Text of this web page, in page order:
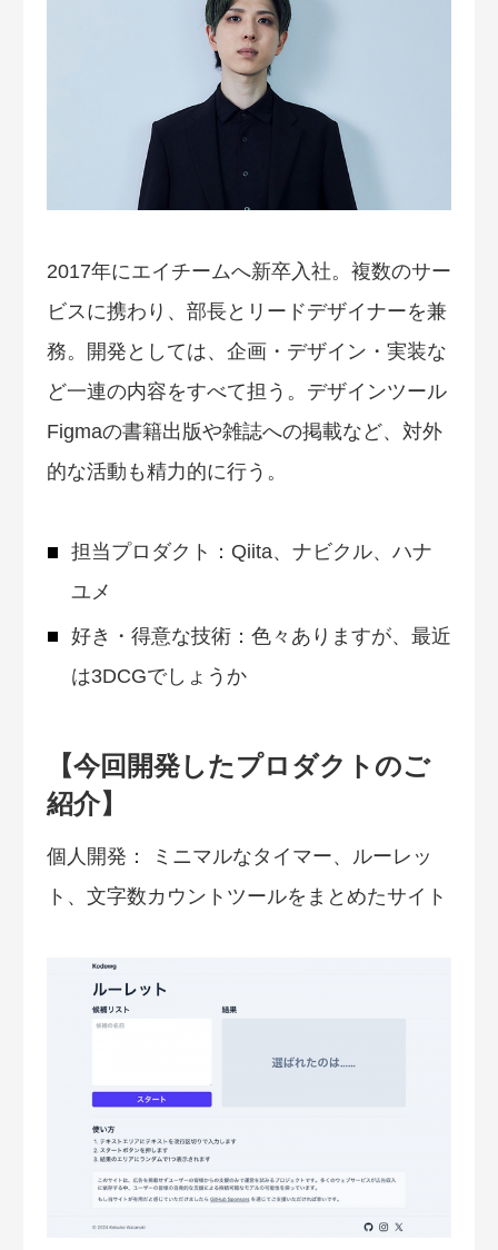
2017年にエイチームへ新卒入社。複数のサー
ビスに携わり、部長とリードデザイナーを兼
務。開発としては、企画・デザイン・実装な
ど一連の内容をすべて担う。デザインツール
Figmaの書籍出版や雑誌への掲載など、対外
的な活動も精力的に行う。
担当プロダクト：Qiita、ナビクル、ハナ
ユメ
好き・得意な技術：色々ありますが、最近
は3DCGでしょうか
【今回開発したプロダクトのご
紹介】
個人開発： ミニマルなタイマー、ルーレッ
ト、文字数カウントツールをまとめたサイト